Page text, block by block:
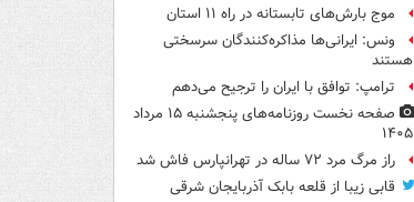
موج بارش‌های تابستانه در راه ۱۱ استان
ونس: ایرانی‌ها مذاکره‌کنندگان سرسختی
هستند
ترامپ: توافق با ایران را ترجیح می‌دهم
صفحه نخست روزنامه‌های پنجشنبه ۱۵ مرداد
۱۴۰۵
راز مرگ مرد ۷۲ ساله در تهرانپارس فاش شد
قابی زیبا از قلعه بابک آذربایجان شرقی